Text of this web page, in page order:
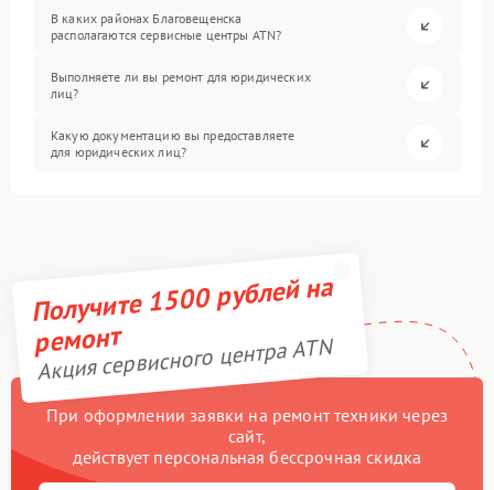
В каких районах Благовещенска
располагаются сервисные центры ATN?
Выполняете ли вы ремонт для юридических
лиц?
Какую документацию вы предоставляете
для юридических лиц?
Получите 1500 рублей на
ремонт
Акция сервисного центра ATN
При оформлении заявки на ремонт техники через
сайт,
действует персональная бессрочная скидка